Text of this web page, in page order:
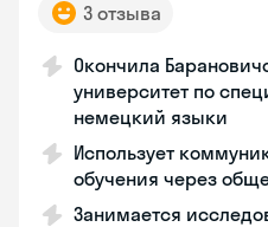
3 отзыва
Окончила
университет по
немецкий языки
Использует
обучения через
Занимается